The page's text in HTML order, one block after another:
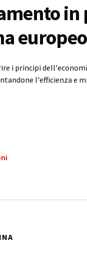
in
i principi
l'efficienza e